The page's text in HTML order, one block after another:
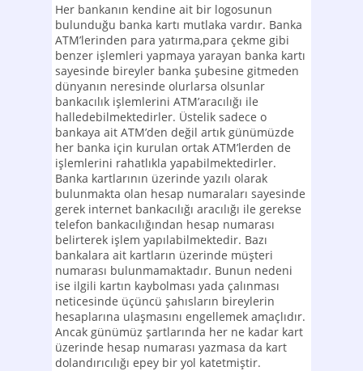
Her bankanın kendine ait bir logosunun
bulunduğu banka kartı mutlaka vardır. Banka
ATM’lerinden para yatırma,para çekme gibi
benzer işlemleri yapmaya yarayan banka kartı
sayesinde bireyler banka şubesine gitmeden
dünyanın neresinde olurlarsa olsunlar
bankacılık işlemlerini ATM’aracılığı ile
halledebilmektedirler. Üstelik sadece o
bankaya ait ATM’den değil artık günümüzde
her banka için kurulan ortak ATM’lerden de
işlemlerini rahatlıkla yapabilmektedirler.
Banka kartlarının üzerinde yazılı olarak
bulunmakta olan hesap numaraları sayesinde
gerek internet bankacılığı aracılığı ile gerekse
telefon bankacılığından hesap numarası
belirterek işlem yapılabilmektedir. Bazı
bankalara ait kartların üzerinde müşteri
numarası bulunmamaktadır. Bunun nedeni
ise ilgili kartın kaybolması yada çalınması
neticesinde üçüncü şahısların bireylerin
hesaplarına ulaşmasını engellemek amaçlıdır.
Ancak günümüz şartlarında her ne kadar kart
üzerinde hesap numarası yazmasa da kart
dolandırıcılığı epey bir yol katetmiştir.